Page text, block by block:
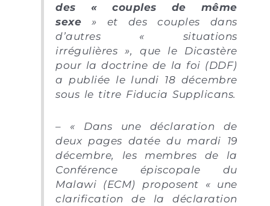
des « couples de même
sexe » et des couples dans
d’autres « situations
irrégulières », que le Dicastère
pour la doctrine de la foi (DDF)
a publiée le lundi 18 décembre
sous le titre Fiducia Supplicans.
– « Dans une déclaration de
deux pages datée du mardi 19
décembre, les membres de la
Conférence épiscopale du
Malawi (ECM) proposent « une
clarification de la déclaration